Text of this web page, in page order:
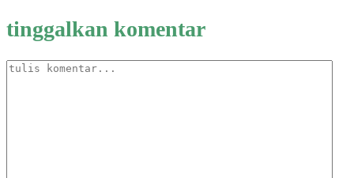
tinggalkan komentar